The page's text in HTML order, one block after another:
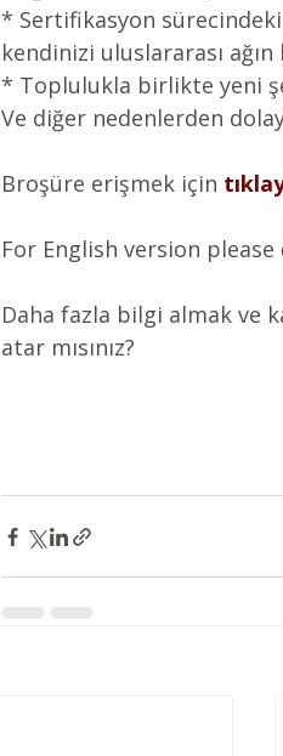
* Sertifikasyon
kendinizi uluslararası
* Toplulukla birlikte yeni
Ve diğer nedenlerden
Broşüre erişmek için
For English version please
Daha fazla bilgi almak ve
atar mısınız?